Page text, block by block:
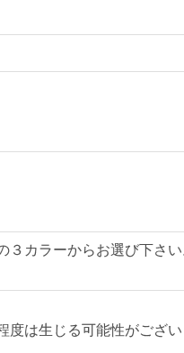
ラウン」・「ナチュラル」・
入力下さい。
カラーからお選び下さい
は生じる可能性がござい